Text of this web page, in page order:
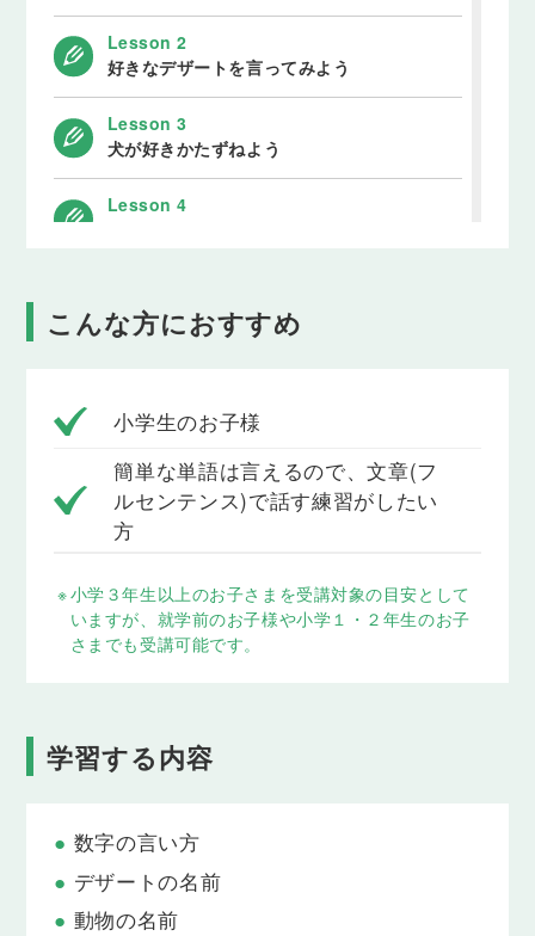
Lesson 2
好きなデザートを言ってみよう
Lesson 3
犬が好きかたずねよう
Lesson 4
はじめまして，よろしく
どのような授業があるかを答えよう
Lesson 8
Lesson 9
ピアノがひけると言ってみよう
学校の時間割の話をしよう
Lesson 12
自分の誕生日を言ってみよう
こんな方におすすめ
小学生のお子様
簡単な単語は言えるので、文章(フ
ルセンテンス)で話す練習がしたい
方
※小学３年生以上のお子さまを受講対象の目安として
いますが、就学前のお子様や小学１・２年生のお子
さまでも受講可能です。
学習する内容
数字の言い方
デザートの名前
動物の名前